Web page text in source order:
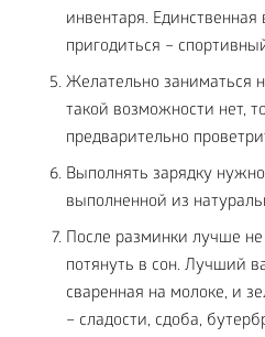
инвентаря.
пригодиться –
Желательно заниматься
такой возможности нет,
предварительно
Выполнять зарядку
выполненной из
После разминки лучше
потянуть в сон. Лучший
сваренная на молоке, и
– сладости, сдоба,